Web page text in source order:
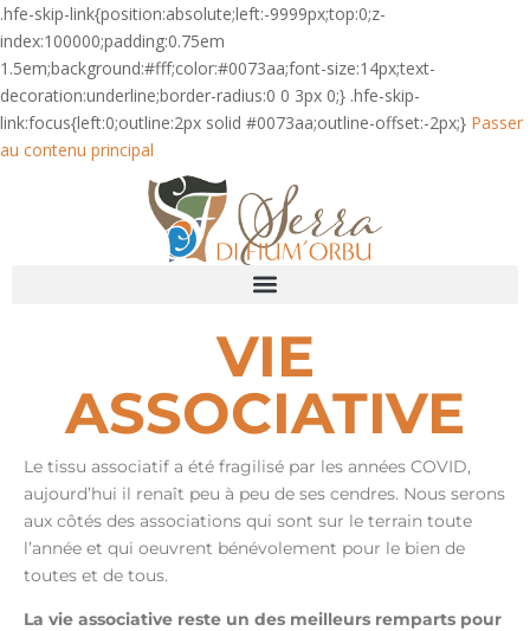
.hfe-skip-link{position:absolute;left:-9999px;top:0;z-
index:100000;padding:0.75em
1.5em;background:#fff;color:#0073aa;font-size:14px;text-
decoration:underline;border-radius:0 0 3px 0;} .hfe-skip-
link:focus{left:0;outline:2px solid #0073aa;outline-offset:-2px;} Passer
au contenu principal
VIE
ASSOCIATIVE
Le tissu associatif a été fragilisé par les années COVID,
aujourd’hui il renaît peu à peu de ses cendres. Nous serons
aux côtés des associations qui sont sur le terrain toute
l’année et qui oeuvrent bénévolement pour le bien de
toutes et de tous.
La vie associative reste un des meilleurs remparts pour